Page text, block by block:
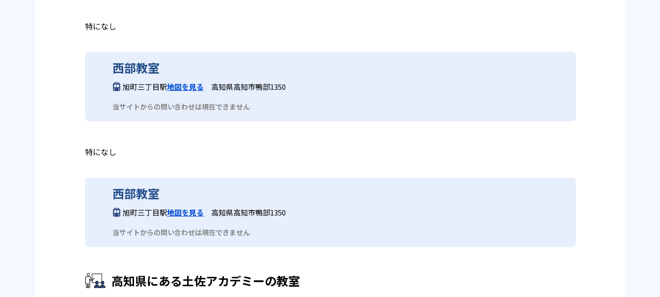
特になし
西部教室
旭町三丁目駅地図を見る 高知県高知市鴨部1350
当サイトからの問い合わせは現在できません
特になし
西部教室
旭町三丁目駅地図を見る 高知県高知市鴨部1350
当サイトからの問い合わせは現在できません
高知県にある土佐アカデミーの教室